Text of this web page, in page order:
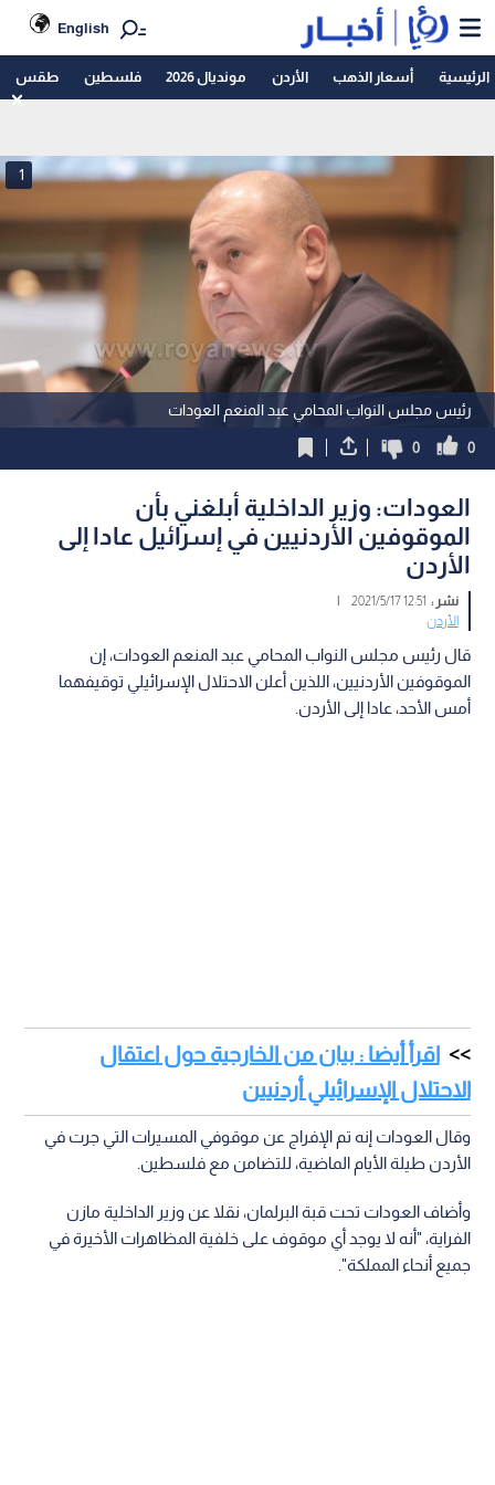
English
الرئيسية أسعار الذهب الأردن مونديال 2026 فلسطين طقس
رئيس مجلس النواب المحامي عبد المنعم العودات
1
0
0
العودات: وزير الداخلية أبلغني بأن
الموقوفين الأردنيين في إسرائيل عادا إلى
الأردن
نشر : 12:51 2021/5/17
|
الأردن
قال رئيس مجلس النواب المحامي عبد المنعم العودات، إن
الموقوفين الأردنيين، اللذين أعلن الاحتلال الإسرائيلي توقيفهما
أمس الأحد، عادا إلى الأردن.
اقرأ أيضا : بيان من الخارجية حول اعتقال
الاحتلال الإسرائيلي أردنيين
وقال العودات إنه تم الإفراج عن موقوفي المسيرات التي جرت في
الأردن طيلة الأيام الماضية، للتضامن مع فلسطين.
وأضاف العودات تحت قبة البرلمان، نقلا عن وزير الداخلية مازن
الفراية، "أنه لا يوجد أي موقوف على خلفية المظاهرات الأخيرة في
جميع أنحاء المملكة".